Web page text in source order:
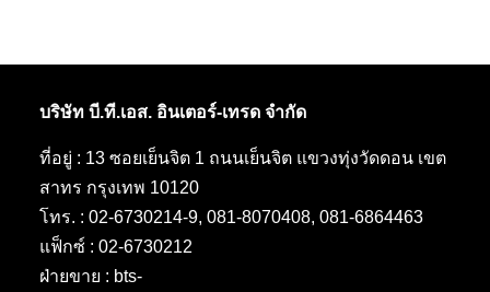
บริษัท บี.ที.เอส. อินเตอร์-เทรด จำกัด
ที่อยู่ : 13 ซอยเย็นจิต 1 ถนนเย็นจิต แขวงทุ่งวัดดอน เขต
สาทร กรุงเทพ 10120
โทร. : 02-6730214-9, 081-8070408, 081-6864463
แฟ็กซ์ : 02-6730212
ฝ่ายขาย : bts-